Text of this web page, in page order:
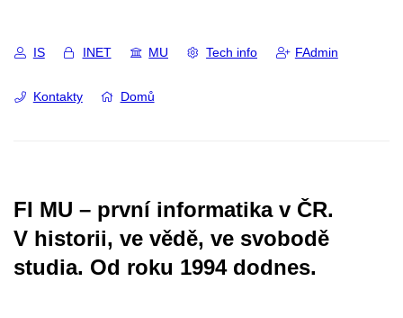
IS INET MU Tech info FAdmin
Kontakty Domů
FI MU – první informatika v ČR.
V historii, ve vědě, ve svobodě
studia. Od roku 1994 dodnes.